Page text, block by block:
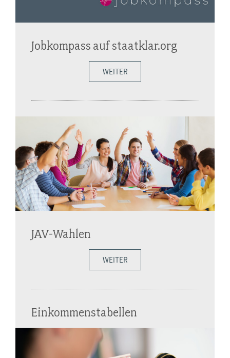
Jobkompass auf staatklar.org
WEITER
JAV-Wahlen
WEITER
Einkommenstabellen